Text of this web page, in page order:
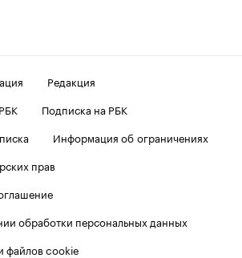
Редакция
Подписка на РБК
Информация об ограничениях
прав
обработки персональных данных
файлов cookie